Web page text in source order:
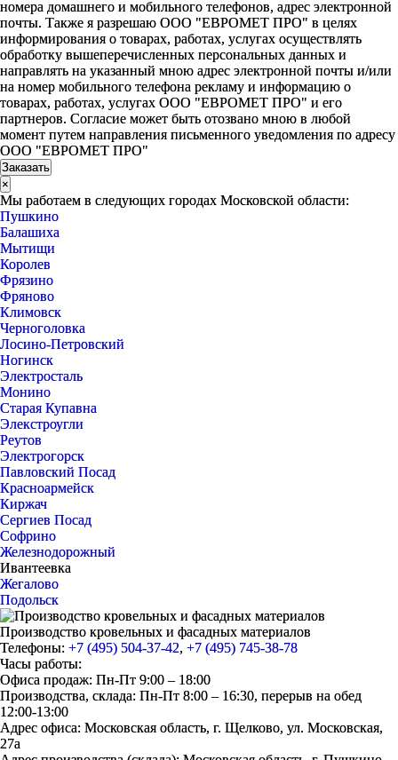
номера домашнего и мобильного телефонов, адрес электронной
почты. Также я разрешаю ООО "ЕВРОМЕТ ПРО" в целях
информирования о товарах, работах, услугах осуществлять
обработку вышеперечисленных персональных данных и
направлять на указанный мною адрес электронной почты и/или
на номер мобильного телефона рекламу и информацию о
товарах, работах, услугах ООО "ЕВРОМЕТ ПРО" и его
партнеров. Согласие может быть отозвано мною в любой
момент путем направления письменного уведомления по адресу
ООО "ЕВРОМЕТ ПРО"
×
Мы работаем в следующих городах Московской области:
Пушкино
Балашиха
Мытищи
Королев
Фрязино
Фряново
Климовск
Черноголовка
Лосино-Петровский
Ногинск
Электросталь
Монино
Старая Купавна
Элекстроугли
Реутов
Электрогорск
Павловский Посад
Красноармейск
Киржач
Сергиев Посад
Софрино
Железнодорожный
Ивантеевка
Жегалово
Подольск
Производство кровельных и фасадных материалов
Телефоны: +7 (495) 504-37-42, +7 (495) 745-38-78
Часы работы:
Офиса продаж: Пн-Пт 9:00 – 18:00
Производства, склада: Пн-Пт 8:00 – 16:30, перерыв на обед
12:00-13:00
Адрес офиса: Московская область, г. Щелково, ул. Московская,
27а